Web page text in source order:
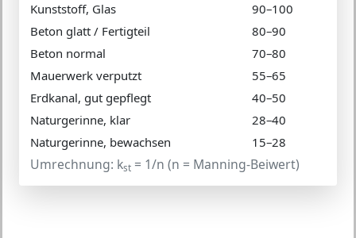
Kunststoff, Glas
90–100
Beton glatt / Fertigteil
80–90
Beton normal
70–80
Mauerwerk verputzt
55–65
Erdkanal, gut gepflegt
40–50
Naturgerinne, klar
28–40
Naturgerinne, bewachsen
15–28
Umrechnung: kst = 1/n (n = Manning-Beiwert)